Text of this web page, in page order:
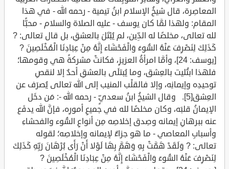
المعاصِرة، قال شيخُ الإسلام ابنُ تيمية - رحمه الله - في هذا
المقام: ولهذا لمَّا كان يوسف - عليه الصلاة والسلام - محبًّا
لله تعالى، مخلصًا له الدِّين، لم يُبْتَلَ بالعشقِ، بل قال تعالى: ?
كَذَلِكَ لِنَصْرِفَ عَنْهُ السُّوءَ وَالْفَحْشَاء إِنَّهُ مِنْ عِبَادِنَا الْمُخْلَصِينَ ?
[يوسف: 24]، وأمَّا امرأةُ العزيزِ، فكانتْ مشركةً هي وقومها؛
فلهذا ابتُليت بالعِشق، وما يُبتلَى بالعشقِ أحدٌ إلا لنقصِ
توحيدِه وإيمانِه، وإلا فالقلْب المنيب إلى الله تعالى يُصرَف عن
العِشق[5]. وقال الشيخُ ابنُ سعديٍّ - رحمه الله -: مَن دخَل
الإيمانُ قلبَه، وكان مخلصًا لله في جميعِ أمورِه، فإنَّ الله يدفَع
عنه ببرهانِ إيمانه وصِدق إخلاصِه مِن أنواعِ السُّوء والفحشاءِ
وأسبابِ المعاصي - ما هو جزاءٌ لإيمانه وإخلاصِه؛ لقوله
تعالى: ? وَلَقَدْ هَمَّتْ بِهِ وَهَمَّ بِهَا لَوْلا أَنْ رَأَى بُرْهَانَ رَبِّهِ كَذَلِكَ
لِنَصْرِفَ عَنْهُ السُّوءَ وَالْفَحْشَاءَ إِنَّهُ مِنْ عِبَادِنَا الْمُخْلَصِينَ ?